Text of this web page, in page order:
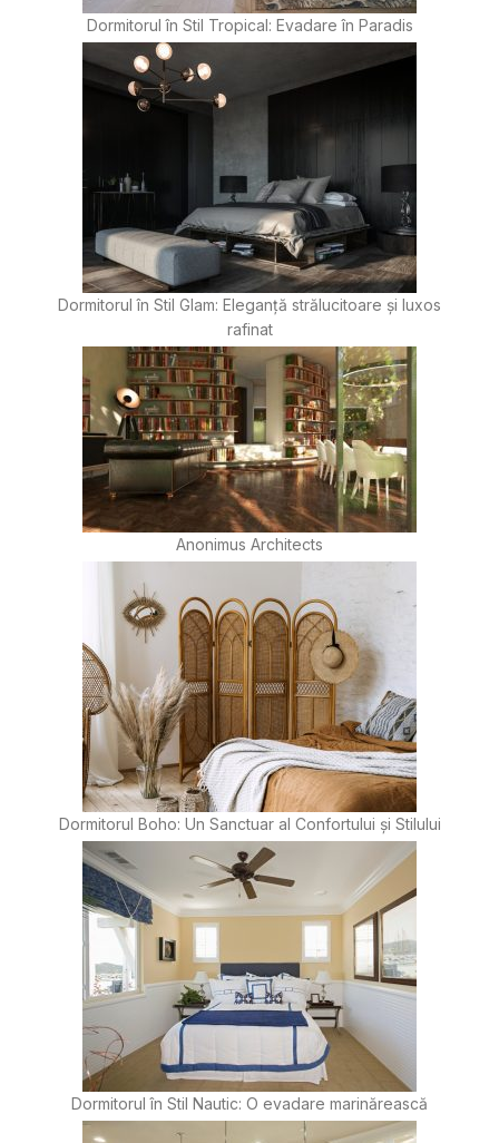
Dormitorul în Stil Tropical: Evadare în Paradis
Dormitorul în Stil Glam: Eleganță strălucitoare și luxos
rafinat
Anonimus Architects
Dormitorul Boho: Un Sanctuar al Confortului și Stilului
Dormitorul în Stil Nautic: O evadare marinărească